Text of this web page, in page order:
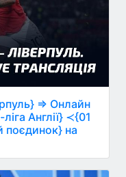
⇒ Онлайн
Англії} ≺{01
поєдинок} на